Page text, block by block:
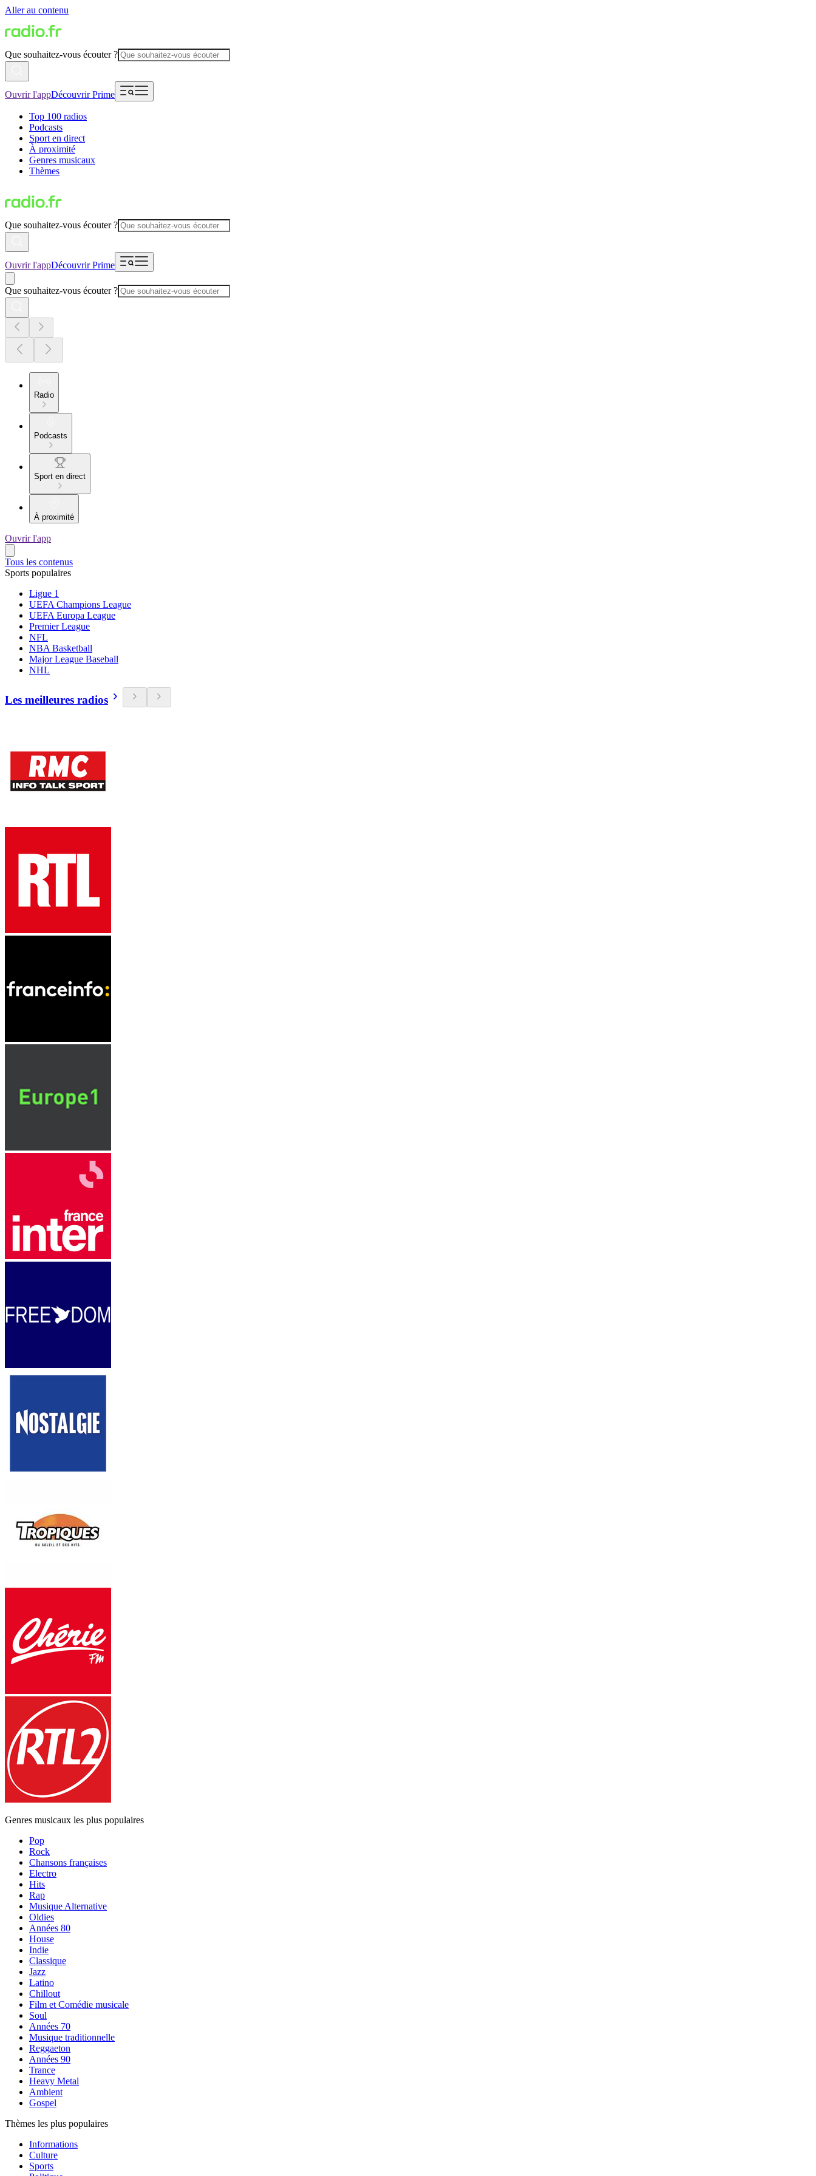
Aller au contenu
Que souhaitez-vous écouter ?
Ouvrir l'appDécouvrir Prime
Top 100 radios
Podcasts
Sport en direct
À proximité
Genres musicaux
Thèmes
Que souhaitez-vous écouter ?
Ouvrir l'appDécouvrir Prime
Que souhaitez-vous écouter ?
Radio
Podcasts
Sport en direct
À proximité
Ouvrir l'app
Tous les contenus
Sports populaires
Ligue 1
UEFA Champions League
UEFA Europa League
Premier League
NFL
NBA Basketball
Major League Baseball
NHL
Les meilleures radios
Genres musicaux les plus populaires
Pop
Rock
Chansons françaises
Electro
Hits
Rap
Musique Alternative
Oldies
Années 80
House
Indie
Classique
Jazz
Latino
Chillout
Film et Comédie musicale
Soul
Années 70
Musique traditionnelle
Reggaeton
Années 90
Trance
Heavy Metal
Ambient
Gospel
Thèmes les plus populaires
Informations
Culture
Sports